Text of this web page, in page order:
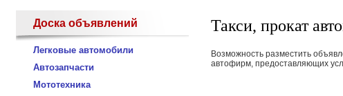
Доска объявлений
Легковые автомобили
Автозапчасти
Мототехника
Такси, прокат
Возможность разместить
автофирм, предоставляющих